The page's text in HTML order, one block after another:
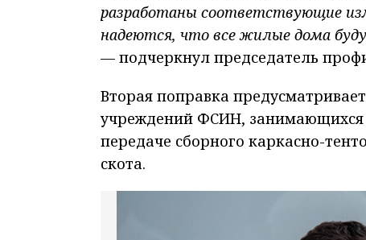
разработаны соответствующие
надеются, что все жилые дома
— подчеркнул председатель
Вторая поправка
учреждений ФСИН, занимающихся
передаче сборного каркасно-
скота.